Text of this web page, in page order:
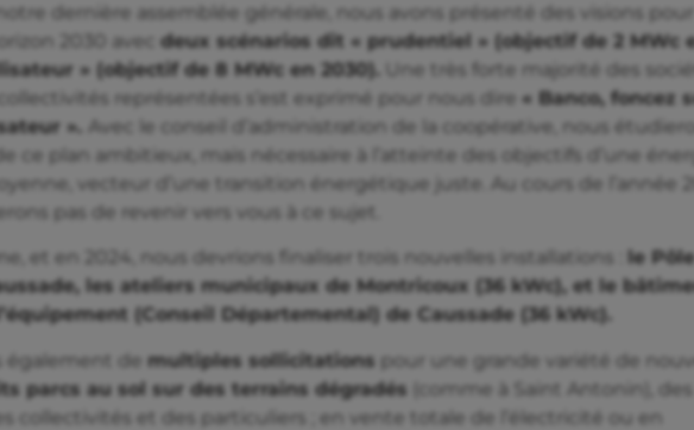
dernière assemblée générale, nous avons présenté des visions
2030 avec deux scénarios dit « prudentiel » (objectif de 2 MWc
» (objectif de 8 MWc en 2030).
Une très forte majorité des
représentées s’est exprimé pour nous dire « Banco, foncez
».
Avec le conseil d’administration de la coopérative, nous
ce plan ambitieux, mais nécessaire à l’atteinte des objectifs d’une
vecteur d’une transition énergétique juste. Au cours de l’année
pas de revenir vers vous à ce sujet.
et en 2024, nous devrions finaliser trois nouvelles installations :
le
les ateliers municipaux de Montricoux (36 kWc), et le
(Conseil Départemental) de Caussade (36 kWc).
également de multiples sollicitations pour une grande variété de
parcs au sol sur des terrains dégradés (comme à Saint Antonin), des
collectivités et des particuliers ; en vente totale de l’électricité ou en